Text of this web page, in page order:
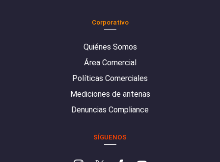
Corporativo
Quiénes Somos
Área Comercial
Políticas Comerciales
Mediciones de antenas
Denuncias Compliance
SÍGUENOS